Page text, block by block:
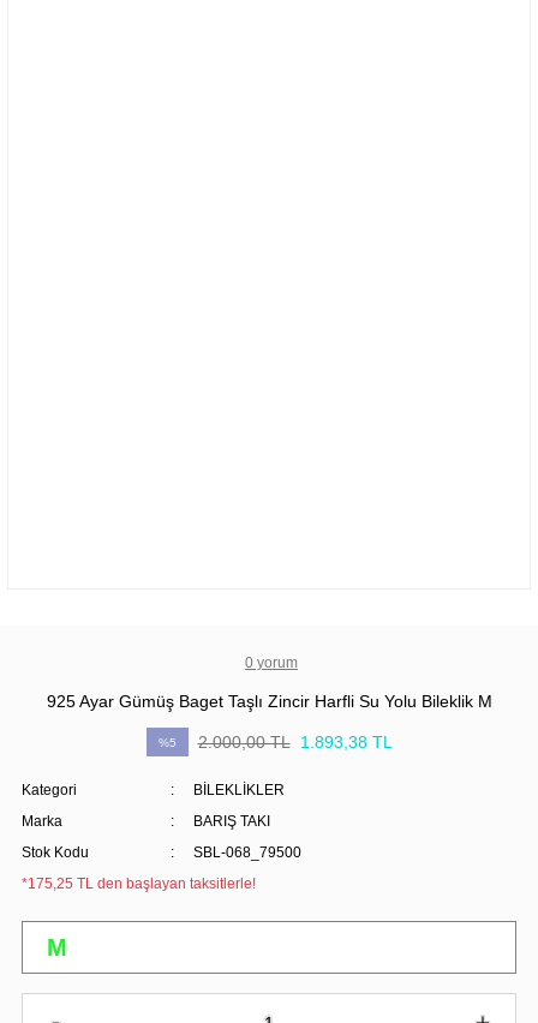
0 yorum
925 Ayar Gümüş Baget Taşlı Zincir Harfli Su Yolu Bileklik M
%5 2.000,00 TL 1.893,38 TL
Kategori
BİLEKLİKLER
Marka
BARIŞ TAKI
Stok Kodu
SBL-068_79500
*175,25 TL den başlayan taksitlerle!